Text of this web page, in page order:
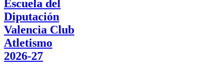
Escuela del
Diputación
Valencia Club
Atletismo
2026-27